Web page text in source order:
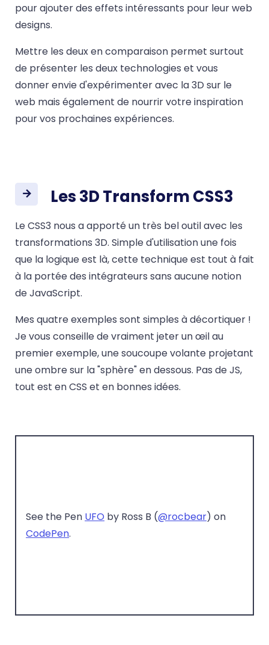
pour ajouter des effets intéressants pour leur web
designs.
Mettre les deux en comparaison permet surtout
de présenter les deux technologies et vous
donner envie d'expérimenter avec la 3D sur le
web mais également de nourrir votre inspiration
pour vos prochaines expériences.
Les 3D Transform CSS3
Le CSS3 nous a apporté un très bel outil avec les
transformations 3D. Simple d'utilisation une fois
que la logique est là, cette technique est tout à fait
à la portée des intégrateurs sans aucune notion
de JavaScript.
Mes quatre exemples sont simples à décortiquer !
Je vous conseille de vraiment jeter un œil au
premier exemple, une soucoupe volante projetant
une ombre sur la "sphère" en dessous. Pas de JS,
tout est en CSS et en bonnes idées.
See the Pen UFO by Ross B (@rocbear) on
CodePen.